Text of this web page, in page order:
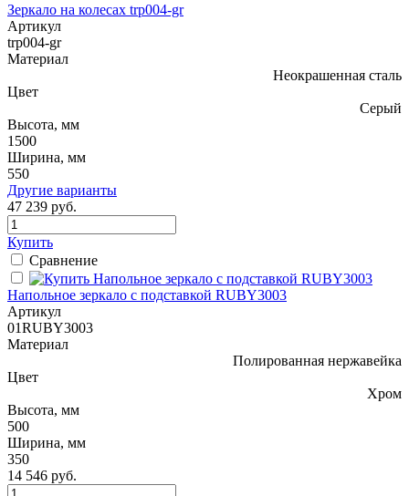
Зеркало на колесах trp004-gr
Артикул
trp004-gr
Материал
Неокрашенная сталь
Цвет
Серый
Высота, мм
1500
Ширина, мм
550
Другие варианты
47 239 руб.
Купить
Сравнение
Напольное зеркало с подставкой RUBY3003
Артикул
01RUBY3003
Материал
Полированная нержавейка
Цвет
Хром
Высота, мм
500
Ширина, мм
350
14 546 руб.